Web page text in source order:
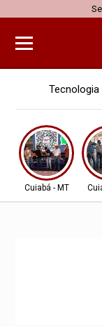
Tecnologia
Cuiabá - MT